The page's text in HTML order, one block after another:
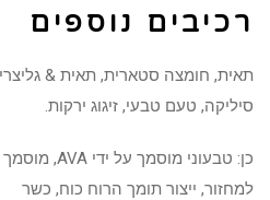
רכיבים נוספים
סיליקה, טעם טבעי, זיגוג ירקות.
למחזור, ייצור תומך הרוח כוח, כשר